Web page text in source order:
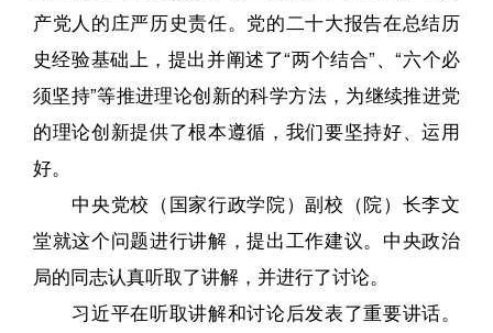
产党人的庄严历史责任。党的二十大报告在总结历
史经验基础上，提出并阐述了“两个结合”、“六个必
须坚持”等推进理论创新的科学方法，为继续推进党
的理论创新提供了根本遵循，我们要坚持好、运用
好。
中央党校（国家行政学院）副校（院）长李文
堂就这个问题进行讲解，提出工作建议。中央政治
局的同志认真听取了讲解，并进行了讨论。
习近平在听取讲解和讨论后发表了重要讲话。